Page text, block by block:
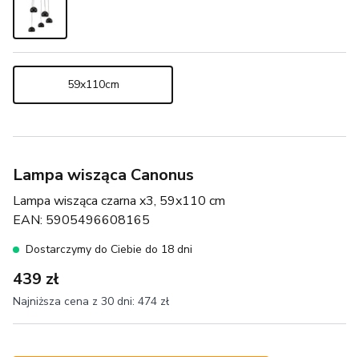
Lampa wisząca Canonus
Lampa wisząca czarna x3, 59x110 cm
EAN: 5905496608165
Dostarczymy do Ciebie do 18 dni
439 zł
Najniższa cena z 30 dni: 474 zł
59x110cm